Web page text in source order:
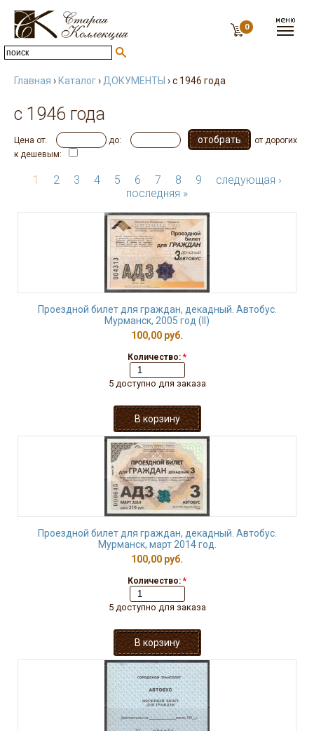
0
Главная › Каталог› ДОКУМЕНТЫ › с 1946 года
с 1946 года
Цена от: до:
от дорогих
к дешевым:
1 2 3 4 5 6 7 8 9
следующая ›
последняя »
Проездной билет для граждан, декадный. Автобус.
Мурманск, 2005 год (II)
100,00 руб.
Количество: *
5 доступно для заказа
Проездной билет для граждан, декадный. Автобус.
Мурманск, март 2014 год.
100,00 руб.
Количество: *
5 доступно для заказа